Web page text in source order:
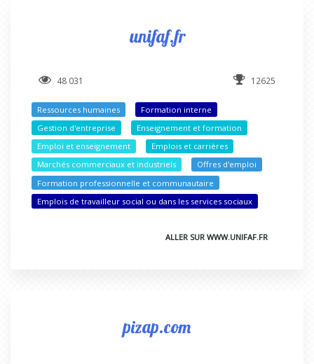
unifaf.fr
48 031 12625
Ressources humaines
Formation interne
Gestion d'entreprise
Enseignement et formation
Emploi et enseignement
Emplois et carrières
Marchés commerciaux et industriels
Offres d'emploi
Formation professionnelle et communautaire
Emplois de travailleur social ou dans les services sociaux
ALLER SUR WWW.UNIFAF.FR
pizap.com